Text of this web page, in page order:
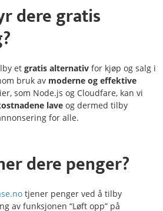
dere gratis
et gratis alternativ for kjøp og salg i
bruk av moderne og effektive
som Node.js og Cloudfare, kan vi
lave og dermed tilby
for alle.
dere penger?
tjener penger ved å tilby
av funksjonen “Løft opp” på